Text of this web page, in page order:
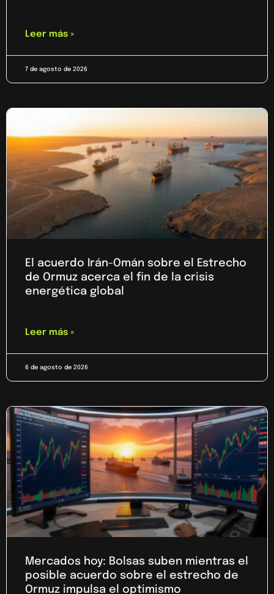
Leer más »
7 de agosto de 2026
El acuerdo Irán-Omán sobre el Estrecho
de Ormuz acerca el fin de la crisis
energética global
Leer más »
6 de agosto de 2026
Mercados hoy: Bolsas suben mientras el
posible acuerdo sobre el estrecho de
Ormuz impulsa el optimismo